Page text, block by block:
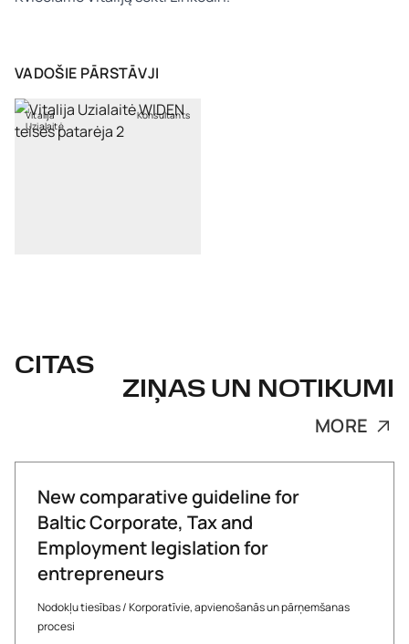
VADOŠIE PĀRSTĀVJI
Vitalija
Uzialaitė
Konsultants
CITAS
ZIŅAS UN NOTIKUMI
MORE
New comparative guideline for
Baltic Corporate, Tax and
Employment legislation for
entrepreneurs
Nodokļu tiesības/Korporatīvie, apvienošanās un pārņemšanas
procesi